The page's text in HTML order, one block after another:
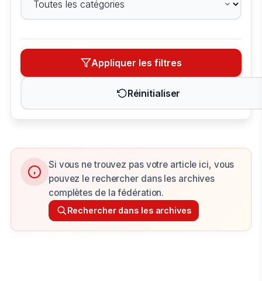
Appliquer les filtres
Réinitialiser
Si vous ne trouvez pas votre article ici, vous
pouvez le rechercher dans les archives
complètes de la fédération.
Rechercher dans les archives